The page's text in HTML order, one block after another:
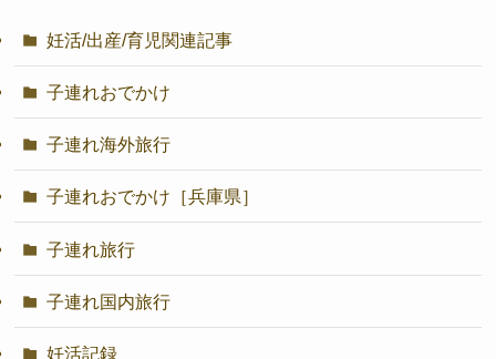
妊活/出産/育児関連記事
子連れおでかけ
子連れ海外旅行
子連れおでかけ［兵庫県］
子連れ旅行
子連れ国内旅行
妊活記録